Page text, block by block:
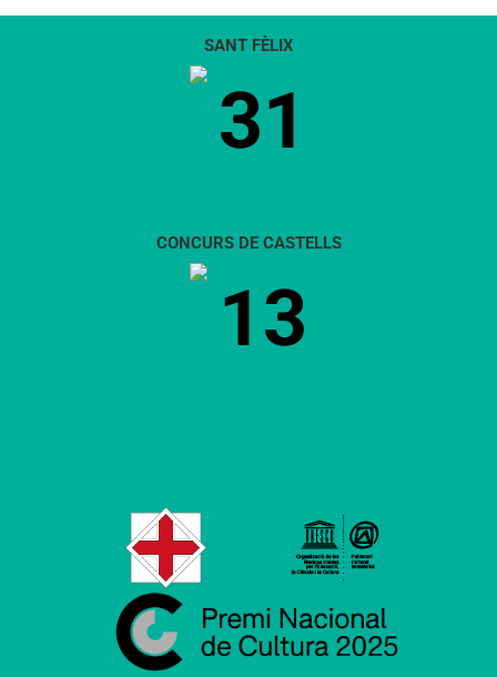
SANT FÈLIX
31
CONCURS DE CASTELLS
13